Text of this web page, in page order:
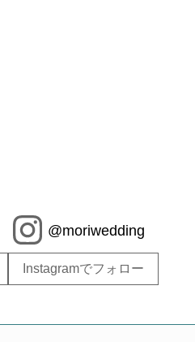
@moriwedding
Instagramでフォロー